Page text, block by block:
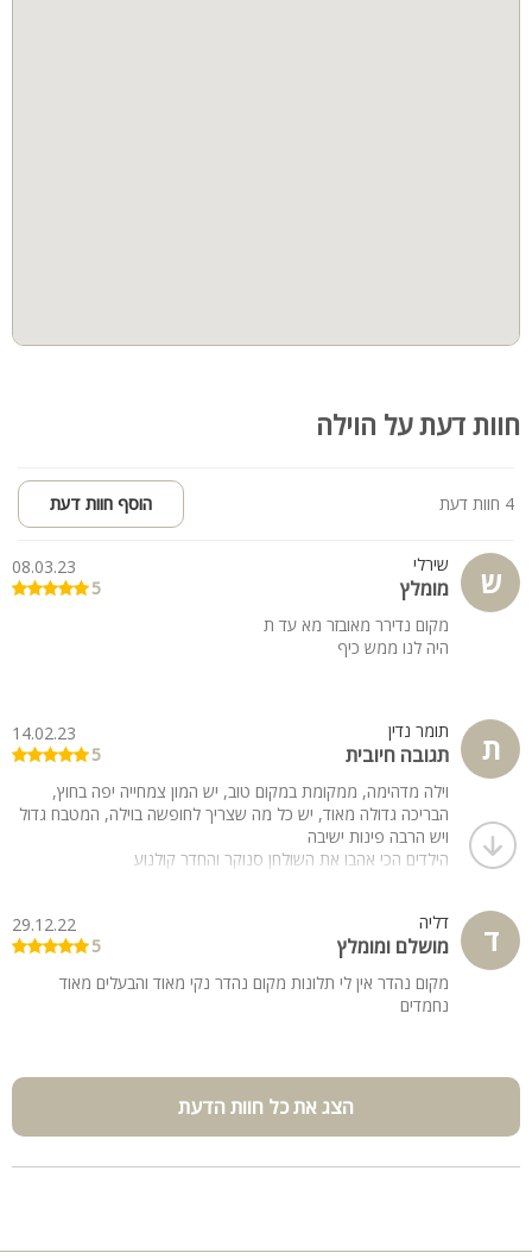
חוות דעת על הוילה
4 חוות דעת הוסף חוות דעת
ש שירלי
מומלץ
08.03.23
5
מקום נדירר מאובזר מא עד ת
היה לנו ממש כיף
ת תומר נדין
תגובה חיובית
14.02.23
5
וילה מדהימה, ממקומת במקום טוב, יש המון צמחייה יפה בחוץ,
הבריכה גדולה מאוד, יש כל מה שצריך לחופשה בוילה, המטבח גדול
ויש הרבה פינות ישיבה
הילדים הכי אהבו את השולחן סנוקר והחדר קולנוע
ד דליה
מושלם ומומלץ
29.12.22
5
מקום נהדר אין לי תלונות מקום נהדר נקי מאוד והבעלים מאוד
נחמדים
הצג את כל חוות הדעת